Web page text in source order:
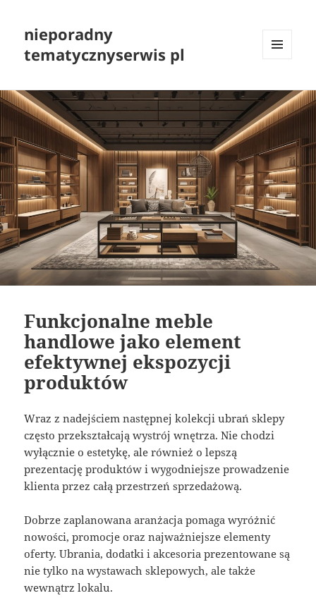
nieporadny
tematycznyserwis pl
WIDGETY
Funkcjonalne meble
handlowe jako element
efektywnej ekspozycji
produktów
Wraz z nadejściem następnej kolekcji ubrań sklepy
często przekształcają wystrój wnętrza. Nie chodzi
wyłącznie o estetykę, ale również o lepszą
prezentację produktów i wygodniejsze prowadzenie
klienta przez całą przestrzeń sprzedażową.
Dobrze zaplanowana aranżacja pomaga wyróżnić
nowości, promocje oraz najważniejsze elementy
oferty. Ubrania, dodatki i akcesoria prezentowane są
nie tylko na wystawach sklepowych, ale także
wewnątrz lokalu.